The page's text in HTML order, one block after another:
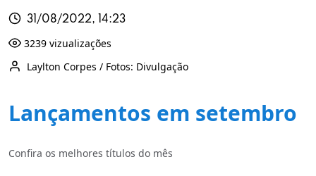
31/08/2022, 14:23
3239 vizualizações
Laylton Corpes / Fotos: Divulgação
Lançamentos em setembro
Confira os melhores títulos do mês